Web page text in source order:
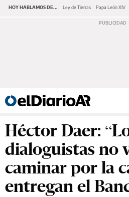
HOY HABLAMOS DE... Ley de Tierras Papa León XIV
Héctor Daer:
dialoguistas no
caminar por la
entregan el